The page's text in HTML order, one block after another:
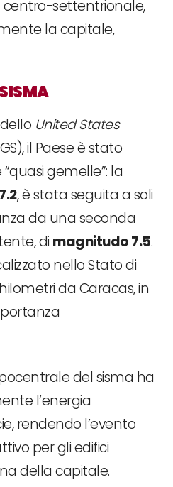
settentrionale,
la capitale,
United States
il Paese è stato
gemelle”: la
, è stata seguita a soli
da una seconda
di magnitudo 7.5.
nello Stato di
da Caracas, in
del sisma ha
l’energia
rendendo l’evento
per gli edifici
della capitale.